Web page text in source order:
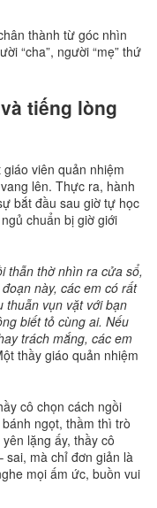
thành từ góc nhìn
“cha”, người “mẹ” thứ
tiếng lòng
viên quản nhiệm
lên. Thực ra, hành
bắt đầu sau giờ tự học
chuẩn bị giờ giới
thẫn thờ nhìn ra cửa sổ,
này, các em có rất
thuẫn vụn vặt với bạn
biết tỏ cùng ai. Nếu
trách mắng, các em
thầy giáo quản nhiệm
cô chọn cách ngồi
ngọt, thầm thì trò
lặng ấy, thầy cô
sai, mà chỉ đơn giản là
mọi ấm ức, buồn vui